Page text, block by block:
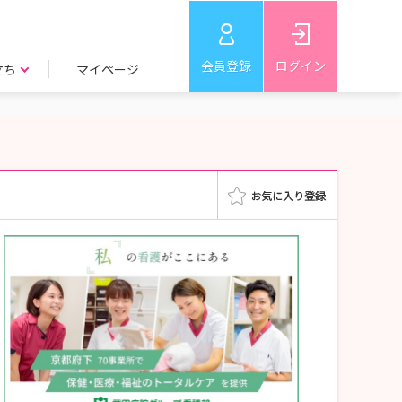
マイページ 会員登録 ログイン